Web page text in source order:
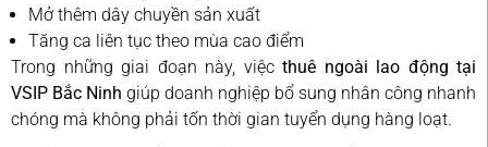
Mở thêm dây chuyền sản xuất
Tăng ca liên tục theo mùa cao điểm
Trong những giai đoạn này, việc thuê ngoài lao động tại
VSIP Bắc Ninh giúp doanh nghiệp bổ sung nhân công nhanh
chóng mà không phải tốn thời gian tuyển dụng hàng loạt.